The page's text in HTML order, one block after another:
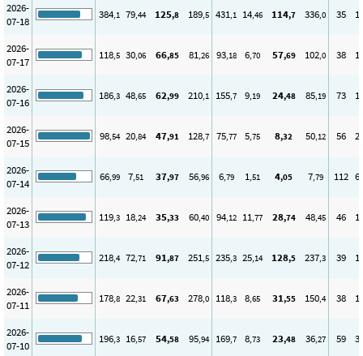
2026-
07-18
384,1 79,44 125,8 189,5 431,1 14,46 114,7 336,0 35
2026-
07-17
118,5 30,06 66,85 81,26 93,18 6,70 57,69 102,0 38
2026-
07-16
186,3 48,65 62,99 210,1 155,7 9,19 24,48 85,19 73
2026-
07-15
98,54 20,84 47,91 128,7 75,77 5,75 8,32 50,12 56
2026-
07-14
66,99 7,51 37,97 56,96 6,79 1,51 4,05 7,79 112
2026-
07-13
119,3 18,24 35,33 60,40 94,12 11,77 28,74 48,45 46
2026-
07-12
218,4 72,71 91,87 251,5 235,3 25,14 128,5 237,3 39
2026-
07-11
178,8 22,31 67,63 278,0 118,3 8,65 31,55 150,4 38
2026-
07-10
196,3 16,57 54,58 95,94 169,7 8,73 23,48 36,27 59